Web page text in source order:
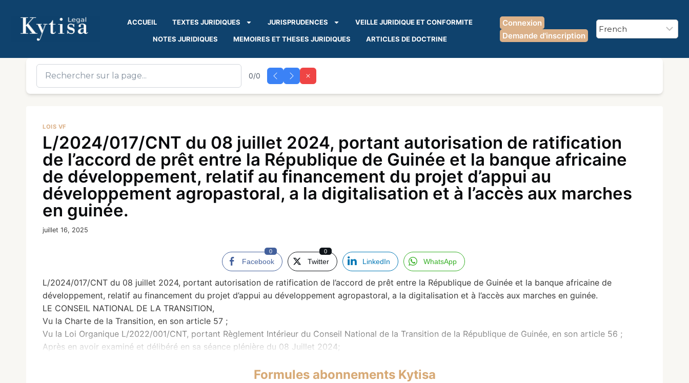
ACCUEIL TEXTES JURIDIQUES JURISPRUDENCES VEILLE JURIDIQUE ET CONFORMITE
NOTES JURIDIQUES MEMOIRES ET THESES JURIDIQUES ARTICLES DE DOCTRINE
Connexion
Demande d'inscription
0/0
LOIS VF
L/2024/017/CNT du 08 juillet 2024, portant autorisation de ratification
de l’accord de prêt entre la République de Guinée et la banque africaine
de développement, relatif au financement du projet d’appui au
développement agropastoral, a la digitalisation et à l’accès aux marches
en guinée.
juillet 16, 2025
Facebook
0
Twitter
0
LinkedIn WhatsApp
L/2024/017/CNT du 08 juillet 2024, portant autorisation de ratification de l’accord de prêt entre la République de Guinée et la banque africaine de
développement, relatif au financement du projet d’appui au développement agropastoral, a la digitalisation et à l’accès aux marches en guinée.
LE CONSEIL NATIONAL DE LA TRANSITION,
Vu la Charte de la Transition, en son article 57 ;
Vu la Loi Organique L/2022/001/CNT, portant Règlement Intérieur du Conseil National de la Transition de la République de Guinée, en son article 56 ;
Après en avoir examiné et délibéré en sa séance plénière du 08 Juillet 2024;
Formules abonnements Kytisa